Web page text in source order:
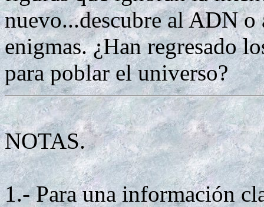
nuevo...descubre al ADN
enigmas. ¿Han regresado
para poblar el universo?
NOTAS.
1.- Para una información